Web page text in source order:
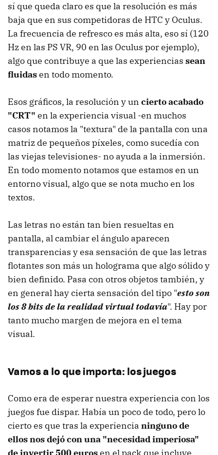
sí que queda claro es que la resolución es más
baja que en sus competidoras de HTC y Oculus.
La frecuencia de refresco es más alta, eso sí (120
Hz en las PS VR, 90 en las Oculus por ejemplo),
algo que contribuye a que las experiencias sean
fluidasen todo momento.
Esos gráficos, la resolución y un cierto acabado
"CRT" en la experiencia visual -en muchos
casos notamos la "textura" de la pantalla con una
matriz de pequeños píxeles, como sucedía con
las viejas televisiones- no ayuda a la inmersión.
En todo momento notamos que estamos en un
entorno visual, algo que se nota mucho en los
textos.
Las letras no están tan bien resueltas en
pantalla, al cambiar el ángulo aparecen
transparencias y esa sensación de que las letras
flotantes son más un holograma que algo sólido y
bien definido. Pasa con otros objetos también, y
en general hay cierta sensación del tipo "esto son
los 8 bits de la realidad virtual todavía". Hay por
tanto mucho margen de mejora en el tema
visual.
Vamos a lo que importa: los juegos
Como era de esperar nuestra experiencia con los
juegos fue dispar. Había un poco de todo, pero lo
cierto es que tras la experiencia ninguno de
ellos nos dejó con una "necesidad imperiosa"